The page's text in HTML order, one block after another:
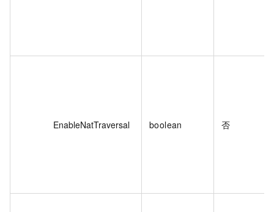
EnableNatTraversal boolean 否